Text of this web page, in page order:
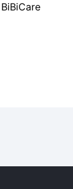
BiBiCare